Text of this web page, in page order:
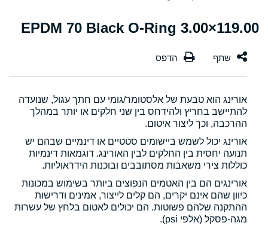
119.00×3.00 EPDM 70 Black O-Ring
אורינג הוא טבעת של אלסטומר/גומי עם חתך עגול, שנועדה
להתיישב בחריץ ולהידחס בין שני חלקים או יותר במהלך
ההרכבה, וכך ליצור איטום.
אורינג יכול לשמש ביישומים סטטיים או דינמיים שבהם יש
תנועה יחסית בין החלקים לבין האורינג. דוגמאות דינמיות
כוללות צירי משאבות מסתובבים ובוכנות הידראוליות.
אורינגים הם בין האטמים הנפוצים ביותר בשימוש במכונות
כיוון שהם אינם יקרים, הם קלים לייצור, אמינים ודרישות
ההתקנה שלהם פשוטות. הם יכולים לאטום בלחץ של עשרות
מגה-פסקל (אלפי psi).